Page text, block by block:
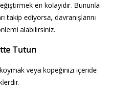
en kolayıdır. Bununla
takip ediyorsa, davranışlarını
alabilirsiniz.
Tutun
veya köpeğinizi içeride